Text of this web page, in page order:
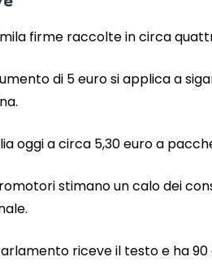
firme raccolte in circa
di 5 euro si applica a
oggi a circa 5,30 euro a
stimano un calo dei
riceve il testo e ha